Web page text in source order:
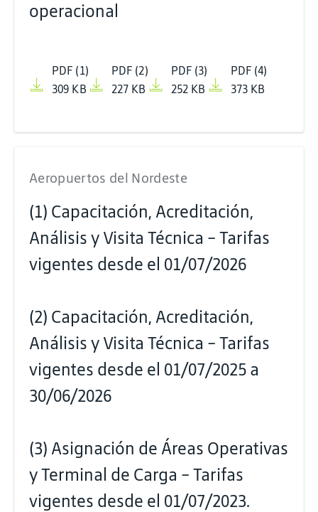
operacional
PDF (1)
309 KB
PDF (2)
227 KB
PDF (3)
252 KB
PDF (4)
373 KB
Aeropuertos del Nordeste
(1) Capacitación, Acreditación,
Análisis y Visita Técnica - Tarifas
vigentes desde el 01/07/2026
(2) Capacitación, Acreditación,
Análisis y Visita Técnica - Tarifas
vigentes desde el 01/07/2025 a
30/06/2026
(3) Asignación de Áreas Operativas
y Terminal de Carga - Tarifas
vigentes desde el 01/07/2023.